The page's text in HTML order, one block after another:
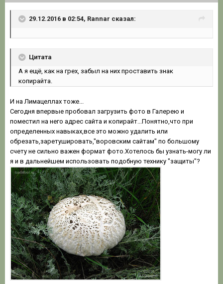
29.12.2016 в 02:54, Rannar сказал:
Цитата
А я ещё, как на грех, забыл на них проставить знак
копирайта.
И на Лимацеллах тоже...
Сегодня впервые пробовал загрузить фото в Галерею и
поместил на него адрес сайта и копирайт...Понятно,что при
определенных навыках,все это можно удалить или
обрезать,заретушировать,"воровским сайтам" по большому
счету не сильно важен формат фото.Хотелось бы узнать-могу ли
я и в дальнейшем использовать подобную технику "защиты"?